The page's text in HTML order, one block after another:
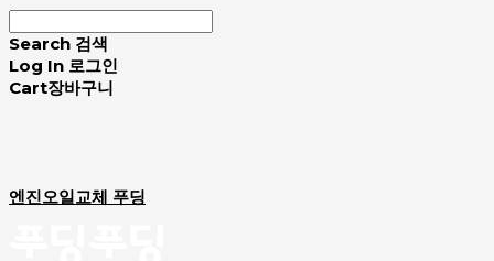
Search 검색
Log In 로그인
Cart장바구니
엔진오일교체 푸딩